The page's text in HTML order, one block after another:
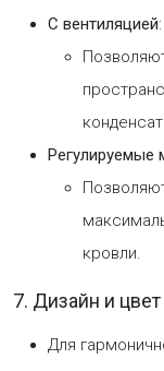
С вентиляцией:
Регулируемые
кровли.
7. Дизайн и цвет
Для